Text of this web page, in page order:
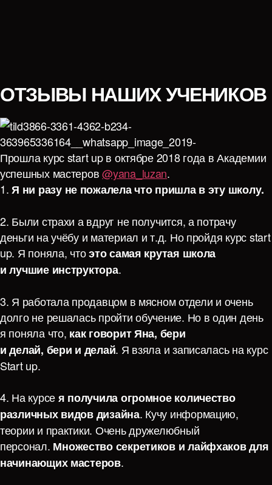
ОТЗЫВЫ НАШИХ УЧЕНИКОВ
Прошла курс start up в октябре 2018 года в Академии
успешных мастеров@yana_luzan.
1.Я ни разу не пожалела что пришла в эту школу.
2. Были страхи а вдруг не получится, а потрачу
деньги на учёбу и материал и т.д. Но пройдя курс start
up. Я поняла, чтоэто самая крутая школа
и лучшие инструктора.
3. Я работала продавцом в мясном отдели и очень
долго не решалась пройти обучение. Но в один день
я поняла что, как говорит Яна, бери
и делай, бери и делай. Я взяла и записалась на курс
Start up.
4. На курсея получила огромное количество
различных видов дизайна. Кучу информацию,
теории и практики. Очень дружелюбный
персонал. Множество секретиков и лайфхаков для
начинающих мастеров.